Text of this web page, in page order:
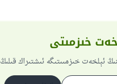
خىزمىتى
ئېلخەت خىزمىىتىگە ئىشتىراك قىلىڭ